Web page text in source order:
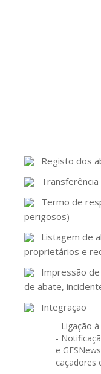
Registo dos
Termo de
perigosos)
Listagem de
proprietários e
Impressão
de abate,
Integração
- Ligação
-
e
caçadores